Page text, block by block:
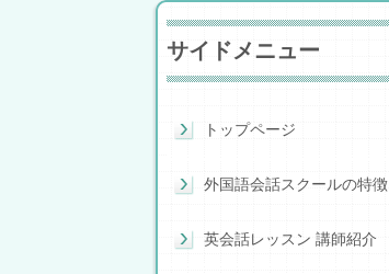
サイドメニュー
トップページ
外国語会話スクールの特徴
英会話レッスン 講師紹介